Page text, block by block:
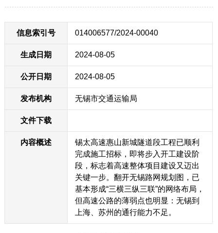
信息索引号 014006577/2024-00040
生成日期 2024-08-05
公开日期 2024-08-05
发布机构 无锡市交通运输局
文件下载
内容概述
锡太高速惠山新城隧道段工程已顺利
完成施工招标，即将步入开工建设阶
段，标志着高速整体项目建设又迈出
关键一步。翻开无锡路网规划图，已
基本形成“三横三纵三联”的网络布局，
但高速公路的薄弱点也明显：无锡到
上海、苏州的通行能力不足。